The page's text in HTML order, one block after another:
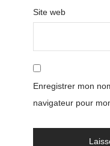
Site web
Enregistrer mon
navigateur pour